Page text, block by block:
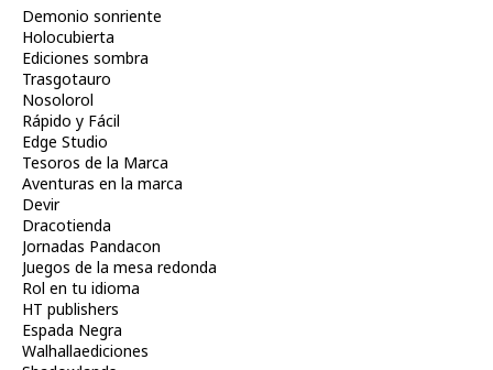
Demonio sonriente
Holocubierta
Ediciones sombra
Trasgotauro
Nosolorol
Rápido y Fácil
Edge Studio
Tesoros de la Marca
Aventuras en la marca
Devir
Dracotienda
Jornadas Pandacon
Juegos de la mesa redonda
Rol en tu idioma
HT publishers
Espada Negra
Walhallaediciones